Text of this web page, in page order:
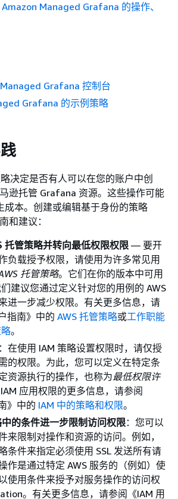
Amazon Managed Grafana 的操作、
Grafana 控制台
Grafana 的示例策略
决定是否有人可以在您的账户中创
逊托管 Grafana 资源。这些操作可能
成本。创建或编辑基于身份的策略
和建议：
托管策略并转向最低权限权限 — 要开
负载授予权限，请使用为许多常见用
托管策略。它们在你的版本中可用
建议您通过定义针对您的用例的 AWS
进一步减少权限。有关更多信息，请
指南》 中的 AWS 托管策略或工作职能
。
：在使用 IAM 策略设置权限时，请仅授
的权限。为此，您可以定义在特定条
资源执行的操作，也称为最低权限许
应用权限的更多信息，请参阅
》 中的 IAM 中的策略和权限。
的条件进一步限制访问权限：您可以
来限制对操作和资源的访问。例如，
条件来指定必须使用 SSL 发送所有请
作是通过特定 AWS 服务的（例如）使
使用条件来授予对服务操作的访问权
。有关更多信息，请参阅《IAM 用